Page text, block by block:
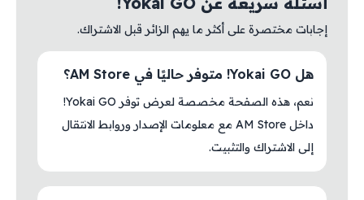
إجابات مختصرة على أكثر ما يهم الزائر قبل الاشتراك.
هل Yokai GO! متوفر حاليًا في AM Store؟
نعم، هذه الصفحة مخصصة لعرض توفر Yokai GO!
داخل AM Store مع معلومات الإصدار وروابط الانتقال
إلى الاشتراك والتثبيت.